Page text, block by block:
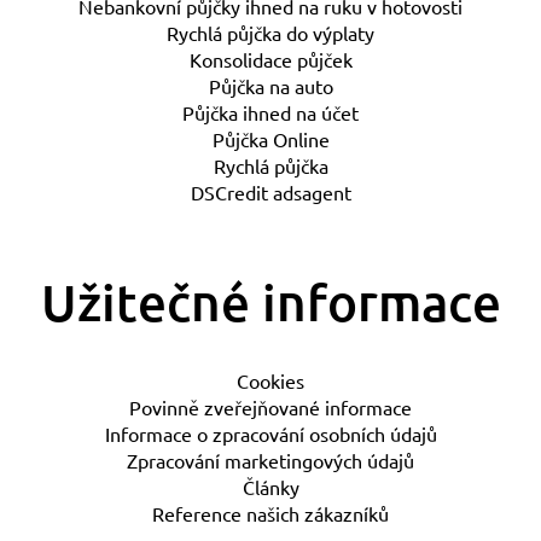
Nebankovní půjčky ihned na ruku v hotovosti
Rychlá půjčka do výplaty
Konsolidace půjček
Půjčka na auto
Půjčka ihned na účet
Půjčka Online
Rychlá půjčka
DSCredit adsagent
Užitečné informace
Cookies
Povinně zveřejňované informace
Informace o zpracování osobních údajů
Zpracování marketingových údajů
Články
Reference našich zákazníků